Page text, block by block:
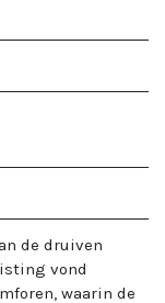
de druiven
vond
waarin de